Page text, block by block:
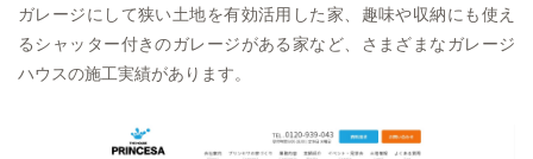
ガレージにして狭い土地を有効活用した家、趣味や収納にも使え
るシャッター付きのガレージがある家など、さまざまなガレージ
ハウスの施工実績があります。